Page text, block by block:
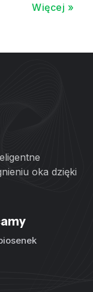
Więcej »
oka dzięki